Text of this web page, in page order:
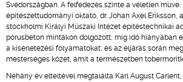
Svédországban. A felfedezés szinte a véletlen műve.
építészettudományi oktató, dr. Johan Axel Eriksson,
stockholmi Királyi Műszaki Intézet építéstechnikai
pórusbeton mintákon dolgozott, míg idő hiányában
a kísérletezési folyamatokat, és az eljárás során
mesterséges kőzet, amit a természetben
Néhány év elteltével megtalálta Karl August